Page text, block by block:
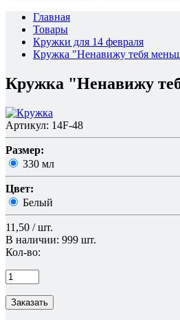
Главная
Товары
Кружки для 14 февраля
Кружка "Ненавижу тебя
Кружка "Ненавижу
Артикул: 14F-48
Размер:
330 мл
Цвет:
Белый
11,50 / шт.
В наличии: 999 шт.
Кол-во:
Заказать